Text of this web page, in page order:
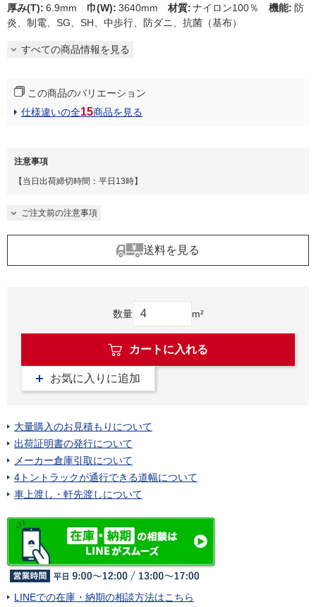
厚み(T): 6.9mm 巾(W): 3640mm 材質: ナイロン100％機能: 防
炎、制電、SG、SH、中歩行、防ダニ、抗菌（基布）
すべての商品情報を見る
この商品のバリエーション
仕様違いの全15商品を見る
注意事項
【当日出荷締切時間：平日13時】
ご注文前の注意事項
送料を見る
数量 m²
カートに入れる
お気に入りに追加
大量購入のお見積もりについて
出荷証明書の発行について
メーカー倉庫引取について
4トントラックが通行できる道幅について
車上渡し・軒先渡しについて
LINEでの在庫・納期の相談方法はこちら